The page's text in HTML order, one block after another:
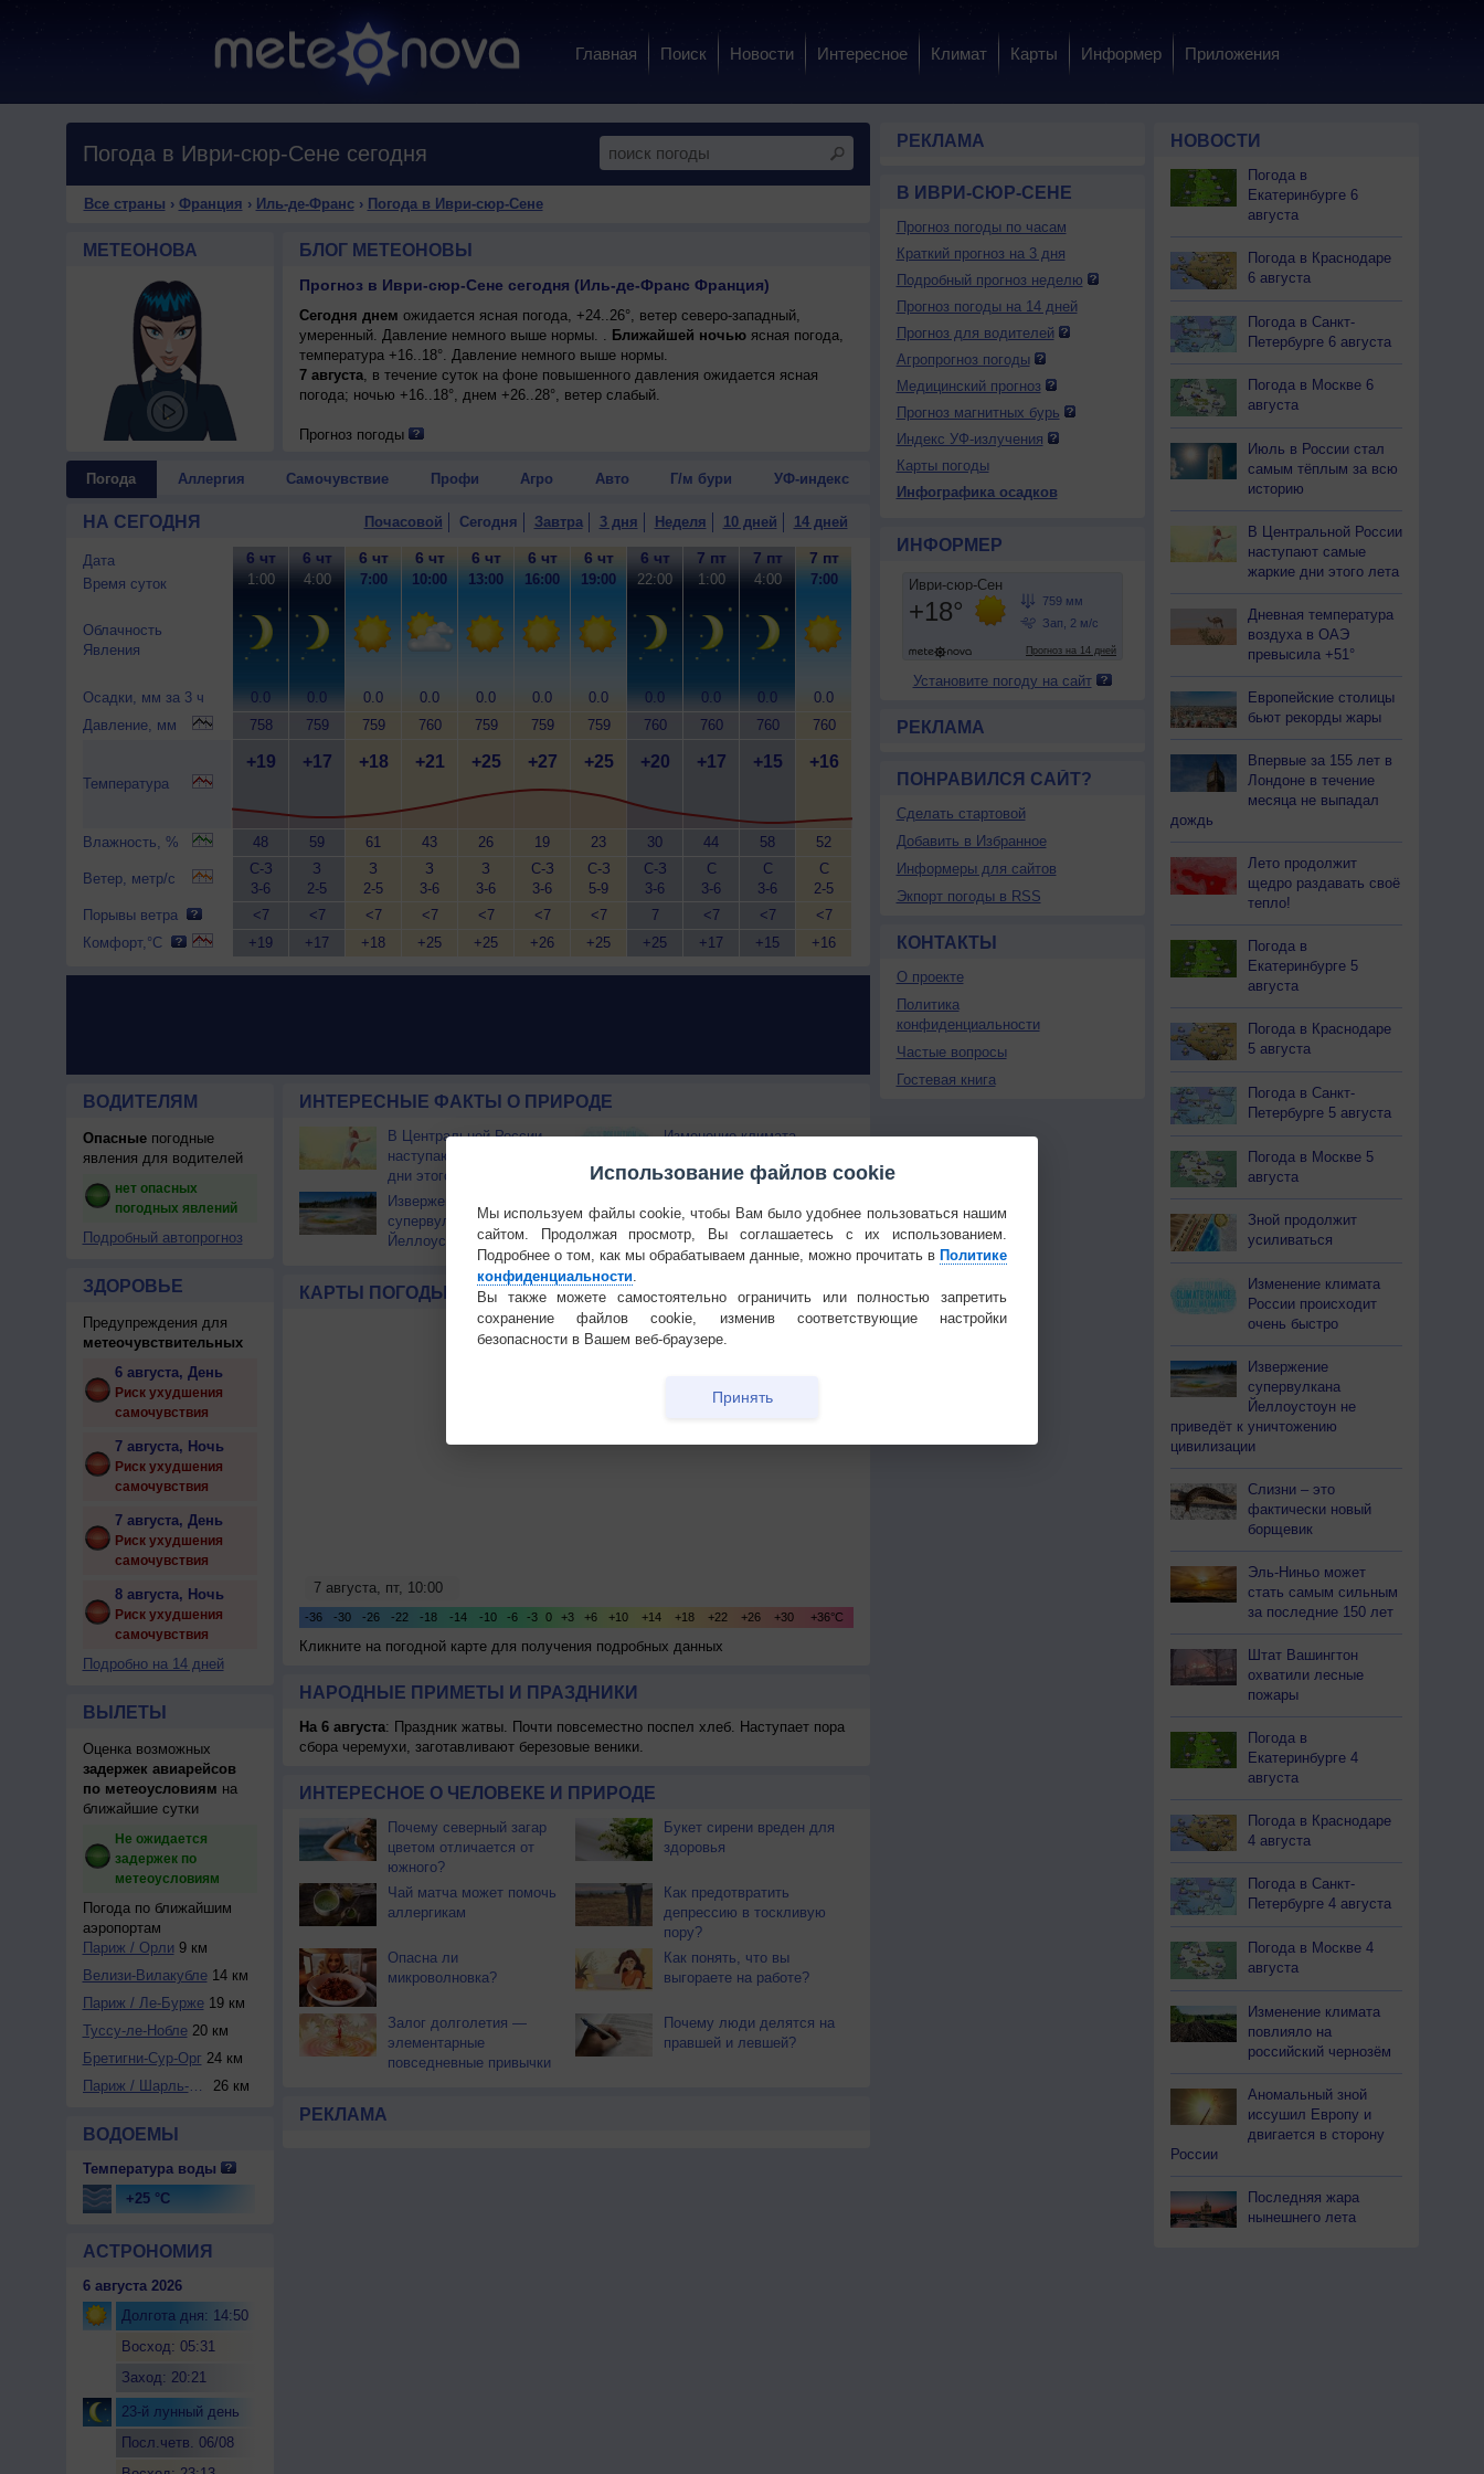
Главная Поиск Новости Интересное Климат Карты Информер Приложения
Погода в Иври-сюр-Сене сегодня
Все страны › Франция › Иль-де-Франс› Погода в Иври-сюр-Сене
МЕТЕОНОВА БЛОГ МЕТЕОНОВЫ
Прогноз в Иври-сюр-Сене сегодня (Иль-де-Франс Франция)
Сегодня днем ожидается ясная погода, +24..26°, ветер северо-западный,
умеренный. Давление немного выше нормы. . Ближайшей ночьюясная погода,
температура +16..18°. Давление немного выше нормы.
7 августа, в течение суток на фоне повышенного давления ожидается ясная
погода; ночью +16..18°, днем +26..28°, ветер слабый.
Прогноз погоды
Погода Аллергия Самочувствие Профи Агро Авто Г/м бури УФ-индекс
НА СЕГОДНЯ Почасовой Сегодня Завтра 3 дня Неделя 10 дней 14 дней
Дата
Время суток
Облачность
Явления
Осадки, мм за 3 ч
Давление, мм
Температура
Влажность, %
Ветер, метр/с
Порывы ветра
Комфорт,°C
6 чт
1:00
0.0
758
+19
48
С-З
3-6
<7
+19
6 чт
4:00
0.0
759
+17
59
З
2-5
<7
+17
6 чт
7:00
0.0
759
+18
61
З
2-5
<7
+18
6 чт
10:00
0.0
760
+21
43
З
3-6
<7
+25
6 чт
13:00
0.0
759
+25
26
З
3-6
<7
+25
6 чт
16:00
0.0
759
+27
19
С-З
3-6
<7
+26
6 чт
19:00
0.0
759
+25
23
С-З
5-9
<7
+25
6 чт
22:00
0.0
760
+20
30
С-З
3-6
7
+25
7 пт
1:00
0.0
760
+17
44
С
3-6
<7
+17
7 пт
4:00
0.0
760
+15
58
С
3-6
<7
+15
7 пт
7:00
0.0
760
+16
52
С
2-5
<7
+16
ВОДИТЕЛЯМ
Опасныепогодные
явления для водителей
нет опасных
погодных явлений
Подробный автопрогноз
ЗДОРОВЬЕ
Предупреждения для
метеочувствительных
6 августа, День
Риск ухудшения
самочувствия
7 августа, Ночь
Риск ухудшения
самочувствия
7 августа, День
Риск ухудшения
самочувствия
8 августа, Ночь
Риск ухудшения
самочувствия
Подробно на 14 дней
ВЫЛЕТЫ
Оценка возможных
задержек авиарейсов
по метеоусловиям на
ближайшие сутки
Не ожидается
задержек по
метеоусловиям
Погода по ближайшим
аэропортам
Париж / Орли 9 км
Велизи-Вилакубле14 км
Париж / Ле-Бурже19 км
Туссу-ле-Нобле20 км
Бретигни-Сур-Орг 24 км
Париж / Шарль-де-...
26 км
ВОДОЕМЫ
Температура воды
+25 °C
АСТРОНОМИЯ
6 августа 2026
Долгота дня: 14:50
Восход: 05:31
Заход: 20:21
23-й лунный день
Посл.четв. 06/08
ИНТЕРЕСНЫЕ ФАКТЫ О ПРИРОДЕ
В Центральной России
наступают самые жаркие
дни этого лета
Изменение климата
быстро
Извержение
супервулкана
Йеллоустоун не приведёт
к уничтожению
лесные пожары
КАРТЫ ПОГОДЫ Температура Облачность Осадки
Кликните на погодной карте для получения подробных данных
НАРОДНЫЕ ПРИМЕТЫ И ПРАЗДНИКИ
На 6 августа: Праздник жатвы. Почти повсеместно поспел хлеб. Наступает пора
сбора черемухи, заготавливают березовые веники.
ИНТЕРЕСНОЕ О ЧЕЛОВЕКЕ И ПРИРОДЕ
Почему северный загар
цветом отличается от
южного?
Букет сирени вреден для
здоровья
Чай матча может помочь
аллергикам
Как предотвратить
депрессию в тоскливую
пору?
Опасна ли
микроволновка?
Как понять, что вы
выгораете на работе?
Залог долголетия —
элементарные
повседневные привычки
Почему люди делятся на
правшей и левшей?
РЕКЛАМА
РЕКЛАМА
В ИВРИ-СЮР-СЕНЕ
Прогноз погоды по часам
Краткий прогноз на 3 дня
Подробный прогноз неделю
Прогноз погоды на 14 дней
Прогноз для водителей
Агропрогноз погоды
Медицинский прогноз
Прогноз магнитных бурь
Индекс УФ-излучения
Карты погоды
Инфографика осадков
ИНФОРМЕР
Установите погоду на сайт
РЕКЛАМА
ПОНРАВИЛСЯ САЙТ?
Сделать стартовой
Добавить в Избранное
Информеры для сайтов
Экпорт погоды в RSS
КОНТАКТЫ
О проекте
Политика
конфиденциальности
Частые вопросы
Гостевая книга
НОВОСТИ
Погода в
Екатеринбурге 6
августа
Погода в Краснодаре
6 августа
Погода в Санкт-
Петербурге 6 августа
Погода в Москве 6
августа
Июль в России стал
самым тёплым за всю
историю
В Центральной России
наступают самые
жаркие дни этого лета
Дневная температура
воздуха в ОАЭ
превысила +51°
Европейские столицы
бьют рекорды жары
Впервые за 155 лет в
Лондоне в течение
месяца не выпадал
дождь
Лето продолжит
щедро раздавать своё
тепло!
Погода в
Екатеринбурге 5
августа
Погода в Краснодаре
5 августа
Погода в Санкт-
Петербурге 5 августа
Погода в Москве 5
августа
Зной продолжит
усиливаться
Изменение климата
России происходит
очень быстро
Извержение
супервулкана
Йеллоустоун не
приведёт к уничтожению
цивилизации
Слизни – это
фактически новый
борщевик
Эль-Ниньо может
стать самым сильным
за последние 150 лет
Штат Вашингтон
охватили лесные
пожары
Погода в
Екатеринбурге 4
августа
Погода в Краснодаре
4 августа
Погода в Санкт-
Петербурге 4 августа
Погода в Москве 4
августа
Изменение климата
повлияло на
российский чернозём
Аномальный зной
иссушил Европу и
двигается в сторону
России
Последняя жара
нынешнего лета
Использование файлов cookie
Мы используем файлы cookie, чтобы Вам было удобнее пользоваться нашим
сайтом. Продолжая просмотр, Вы соглашаетесь с их использованием.
Подробнее о том, как мы обрабатываем данные, можно прочитать в Политике
конфиденциальности.
Вы также можете самостоятельно ограничить или полностью запретить
сохранение файлов cookie, изменив соответствующие настройки
безопасности в Вашем веб-браузере.
Принять